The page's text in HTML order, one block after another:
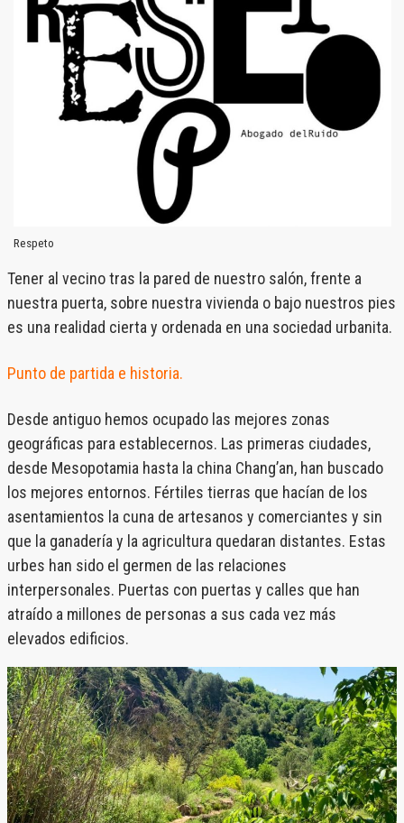
Respeto
Tener al vecino tras la pared de nuestro salón, frente a
nuestra puerta, sobre nuestra vivienda o bajo nuestros pies
es una realidad cierta y ordenada en una sociedad urbanita.
Punto de partida e historia.
Desde antiguo hemos ocupado las mejores zonas
geográficas para establecernos. Las primeras ciudades,
desde Mesopotamia hasta la china Chang’an, han buscado
los mejores entornos. Fértiles tierras que hacían de los
asentamientos la cuna de artesanos y comerciantes y sin
que la ganadería y la agricultura quedaran distantes. Estas
urbes han sido el germen de las relaciones
interpersonales. Puertas con puertas y calles que han
atraído a millones de personas a sus cada vez más
elevados edificios.